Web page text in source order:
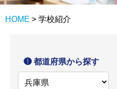
HOME > 学校紹介
❶ 都道府県から探す